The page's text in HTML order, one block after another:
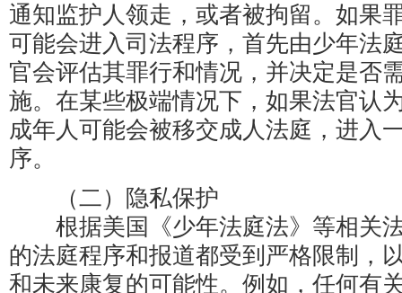
通知监护人领走，或者被拘留。如果
可能会进入司法程序，首先由少年法
官会评估其罪行和情况，并决定是否
施。在某些极端情况下，如果法官认
成年人可能会被移交成人法庭，进入
序。
（二）隐私保护
根据美国《少年法庭法》等相关
的法庭程序和报道都受到严格限制，
和未来康复的可能性。例如，任何有